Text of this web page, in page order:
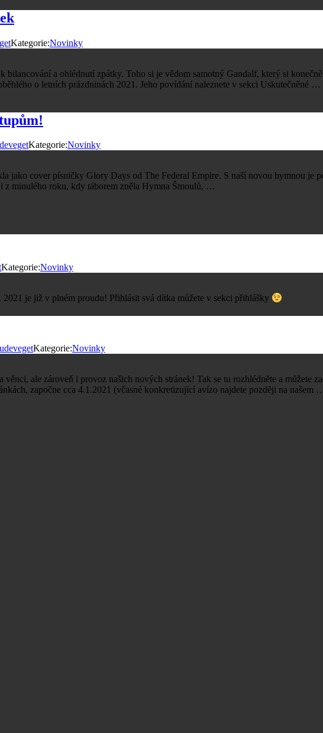
Kategorie:Novinky
bilancování a ohlédnutí zpátky. Toho si je vědom samotný Gandalf, který si
o letních prázdninách 2021. Jeho povídání naleznete v sekci Uskutečněné …
Kategorie:Novinky
jako cover písničky Glory Days od The Federal Empire. S naší novou hymnou je
z minulého roku, kdy táborem zněla Hymna Šmoulů, …
Kategorie:Novinky
je již v plném proudu! Přihlásit svá dítka můžete v sekci přihlášky
Kategorie:Novinky
ale zároveň i provoz našich nových stránek! Tak se tu rozhlédněte a můžete
započne cca 4.1.2021 (včasné konkretizující avízo najdete později na našem